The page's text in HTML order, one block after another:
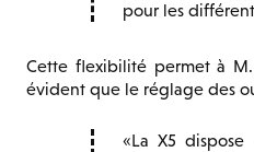
pour les
Cette flexibilité permet à M.
évident que le réglage des
La X5